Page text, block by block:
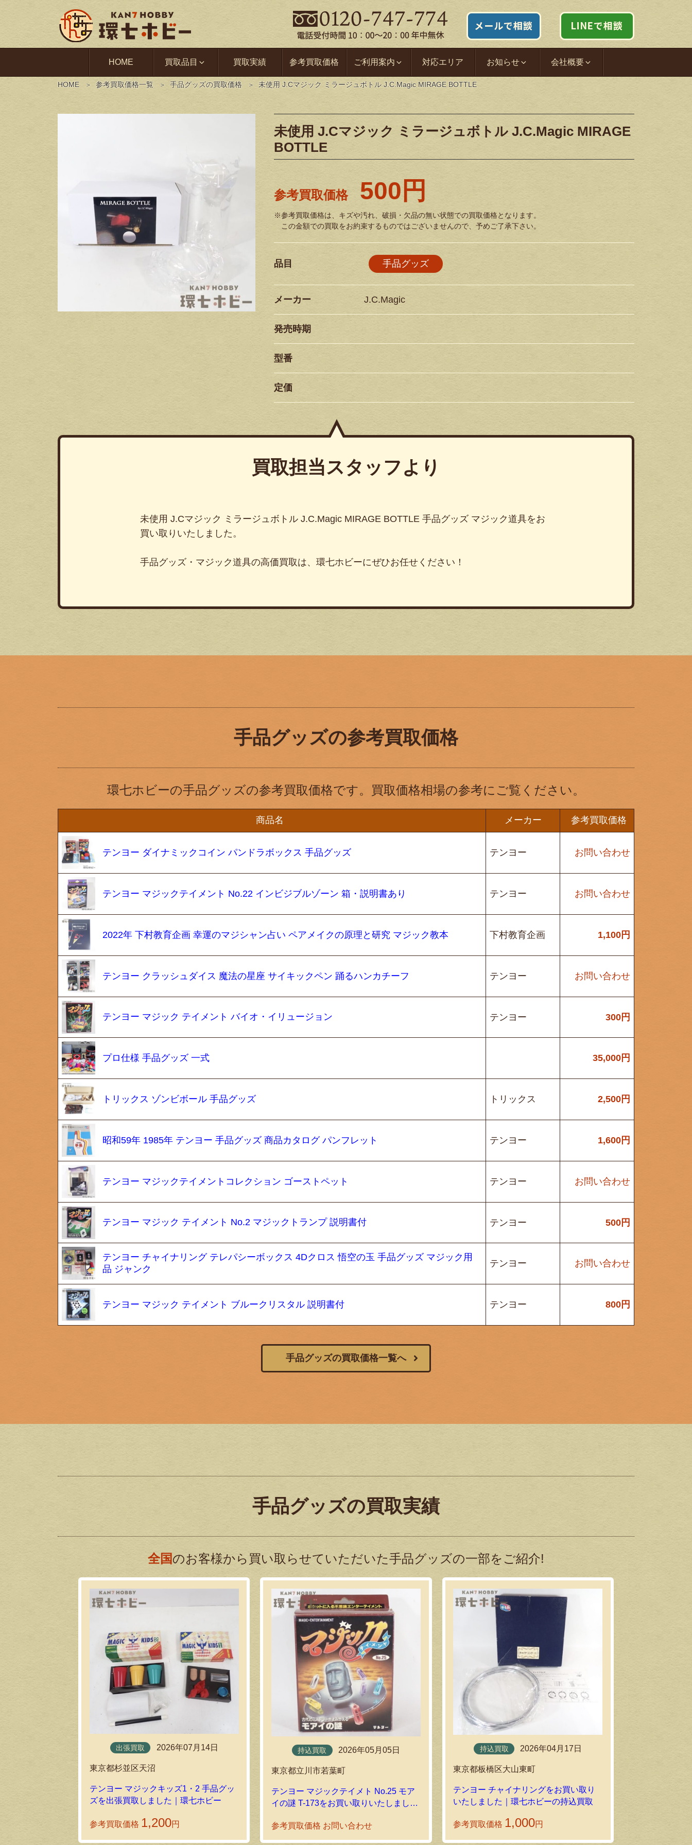
HOME 買取品目 買取実績 参考買取価格 ご利用案内 対応エリア お知らせ 会社概要
HOME 参考買取価格一覧 手品グッズの買取価格 未使用 J.Cマジック ミラージュボトル J.C.Magic MIRAGE BOTTLE
未使用 J.Cマジック ミラージュボトル J.C.Magic MIRAGE
BOTTLE
参考買取価格 500円
※参考買取価格は、キズや汚れ、破損・欠品の無い状態での買取価格となります。
この金額での買取をお約束するものではございませんので、予めご了承下さい。
品目 手品グッズ
メーカー J.C.Magic
発売時期
型番
定価
買取担当スタッフより
未使用 J.Cマジック ミラージュボトル J.C.Magic MIRAGE BOTTLE 手品グッズ マジック道具をお
買い取りいたしました。
手品グッズ・マジック道具の高価買取は、環七ホビーにぜひお任せください！
手品グッズの参考買取価格
環七ホビーの手品グッズの参考買取価格です。買取価格相場の参考にご覧ください。
商品名 メーカー 参考買取価格
テンヨー ダイナミックコイン パンドラボックス 手品グッズ テンヨー お問い合わせ
テンヨー マジックテイメント No.22 インビジブルゾーン 箱・説明書あり テンヨー お問い合わせ
2022年 下村教育企画 幸運のマジシャン占い ペアメイクの原理と研究 マジック教本 下村教育企画 1,100円
テンヨー クラッシュダイス 魔法の星座 サイキックペン 踊るハンカチーフ テンヨー お問い合わせ
テンヨー マジック テイメント バイオ・イリュージョン テンヨー 300円
プロ仕様 手品グッズ 一式 35,000円
トリックス ゾンビボール 手品グッズ トリックス 2,500円
昭和59年 1985年 テンヨー 手品グッズ 商品カタログ パンフレット テンヨー 1,600円
テンヨー マジックテイメントコレクション ゴーストペット テンヨー お問い合わせ
テンヨー マジック テイメント No.2 マジックトランプ 説明書付 テンヨー 500円
テンヨー チャイナリング テレパシーボックス 4Dクロス 悟空の玉 手品グッズ マジック用
品 ジャンク
テンヨー お問い合わせ
テンヨー マジック テイメント ブルークリスタル 説明書付 テンヨー 800円
手品グッズの買取価格一覧へ
手品グッズの買取実績
全国のお客様から買い取らせていただいた手品グッズの一部をご紹介!
出張買取 2026年07月14日
東京都杉並区天沼
テンヨー マジックキッズ1・2 手品グッ
ズを出張買取しました｜環七ホビー
参考買取価格 1,200円
持込買取 2026年05月05日
東京都立川市若葉町
テンヨー マジックテイメト No.25 モア
イの謎 T-173をお買い取りいたしました
参考買取価格 お問い合わせ
持込買取 2026年04月17日
東京都板橋区大山東町
テンヨー チャイナリングをお買い取り
いたしました｜環七ホビーの持込買取
参考買取価格 1,000円